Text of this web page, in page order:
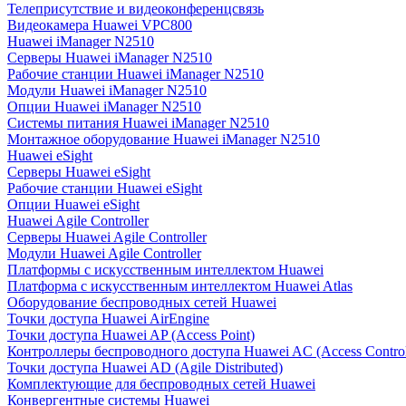
Телеприсутствие и видеоконференцсвязь
Видеокамера Huawei VPC800
Huawei iManager N2510
Серверы Huawei iManager N2510
Рабочие станции Huawei iManager N2510
Модули Huawei iManager N2510
Опции Huawei iManager N2510
Системы питания Huawei iManager N2510
Монтажное оборудование Huawei iManager N2510
Huawei eSight
Серверы Huawei eSight
Рабочие станции Huawei eSight
Опции Huawei eSight
Huawei Agile Controller
Серверы Huawei Agile Controller
Модули Huawei Agile Controller
Платформы с искусственным интеллектом Huawei
Платформа с искусственным интеллектом Huawei Atlas
Оборудование беспроводных сетей Huawei
Точки доступа Huawei AirEngine
Точки доступа Huawei AP (Access Point)
Контроллеры беспроводного доступа Huawei AC (Access
Точки доступа Huawei AD (Agile Distributed)
Комплектующие для беспроводных сетей Huawei
Конвергентные системы Huawei